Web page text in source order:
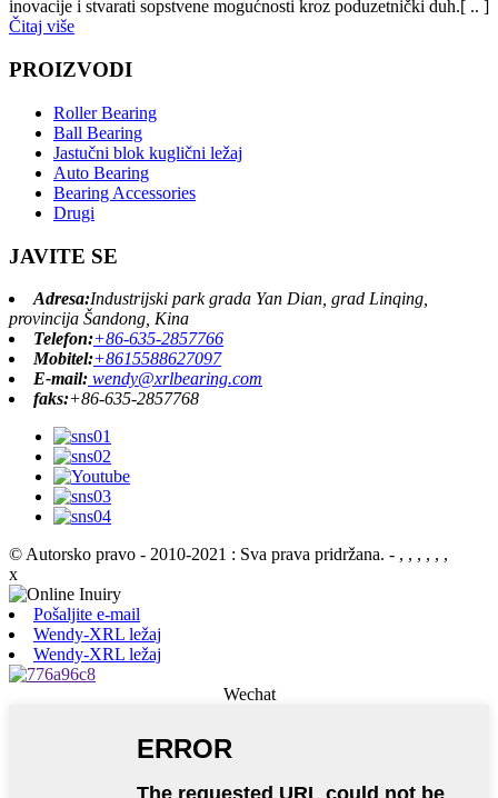
inovacije i stvarati sopstvene mogućnosti kroz poduzetnički duh.[ .. ]
Čitaj više
PROIZVODI
Roller Bearing
Ball Bearing
Jastučni blok kuglični ležaj
Auto Bearing
Bearing Accessories
Drugi
JAVITE SE
Adresa:Industrijski park grada Yan Dian, grad Linqing,
provincija Šandong, Kina
Telefon:+86-635-2857766
Mobitel:+8615588627097
E-mail: wendy@xrlbearing.com
faks:+86-635-2857768
© Autorsko pravo - 2010-2021 : Sva prava pridržana. - , , , , , ,
x
Pošaljite e-mail
Wendy-XRL ležaj
Wendy-XRL ležaj
Wechat